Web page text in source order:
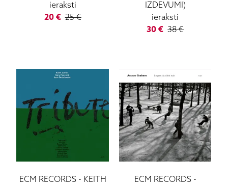
ieraksti
20€ 25€
IZDEVUMI)
ieraksti
30 € 38€
ECM RECORDS - KEITH
ECM RECORDS -